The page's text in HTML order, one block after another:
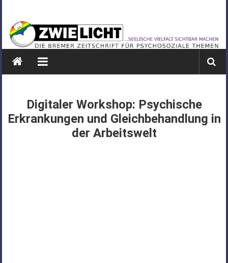
springen
ZWIELICHT
BREMEN
DIE
PSYCHOSOZIALE
THEMEN
Digitaler Workshop: Psychische
Erkrankungen und Gleichbehandlung in
der Arbeitswelt